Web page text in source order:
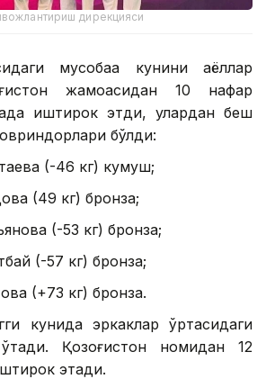
дирекцияси
мусобақа кунини аёллар
жамоасидан 10 нафар
иштирок этди, улардан беш
бўлди:
(-46 кг) кумуш;
(49 кг) бронза;
(-53 кг) бронза;
(-57 кг) бронза;
(+73 кг) бронза.
кунида эркаклар ўртасидаги
Қозоғистон номидан 12
этади.